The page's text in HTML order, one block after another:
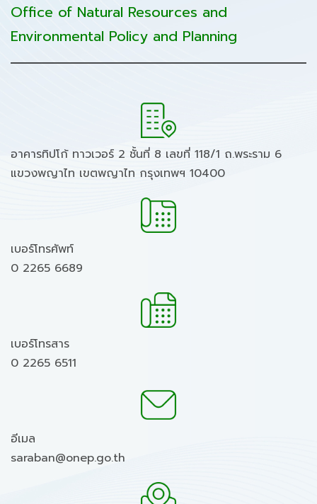
Office of Natural Resources and
Environmental Policy and Planning
อาคารทิปโก้ ทาวเวอร์ 2 ชั้นที่ 8 เลขที่ 118/1 ถ.พระราม 6
แขวงพญาไท เขตพญาไท กรุงเทพฯ 10400
เบอร์โทรศัพท์
0 2265 6689
เบอร์โทรสาร
0 2265 6511
อีเมล
saraban@onep.go.th